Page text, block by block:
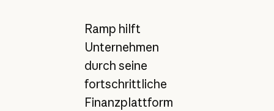
Ramp hilft
Unternehmen
durch seine
fortschrittliche
Finanzplattform